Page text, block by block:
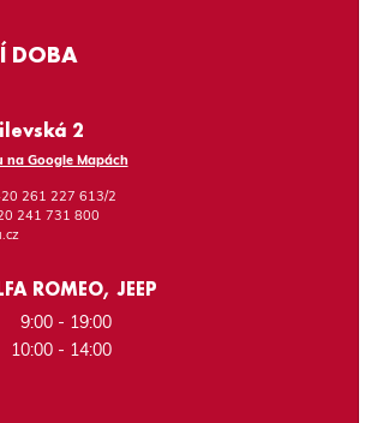
DOBA
2
Google Mapách
261 227 613/2
241 731 800
ROMEO, JEEP
9:00 - 19:00
10:00 - 14:00